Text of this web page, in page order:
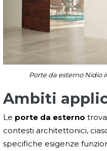
Porte da esterno Nidio
Ambiti
Le porte da esterno
contesti architettonici,
specifiche esigenze